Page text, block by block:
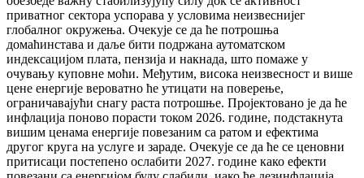
приватног сектора успорава у условима неизвеснијег
глобалног окружења. Очекује се да ће потрошња
домаћинстава и даље бити подржана аутоматском
индексацијом плата, пензија и накнада, што помаже у
очувању куповне моћи. Међутим, висока неизвесност и више
цене енергије вероватно ће утицати на поверење,
ограничавајући снагу раста потрошње. Пројектовано је да ће
инфлација поново порасти током 2026. године, подстакнута
вишим ценама енергије повезаним са ратом и ефектима
другог круга на услуге и зараде. Очекује се да ће се ценовни
притисаци постепено ослабити 2027. године како ефекти